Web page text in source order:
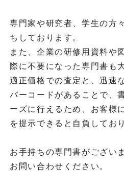
専門家や研究者、学生の方
ちしております。
また、企業の研修用資料や
際に不要になった専門書も
適正価格での査定と、迅速
バーコードがあることで、
ーズに行えるため、お客様
を提示できると自負してお
お手持ちの専門書がござい
お問い合わせください。